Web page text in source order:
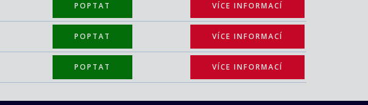
POPTAT VÍCE INFORMACÍ
POPTAT VÍCE INFORMACÍ
POPTAT VÍCE INFORMACÍ